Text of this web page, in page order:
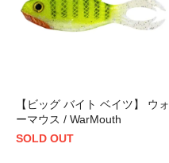
【ビッグ バイト ベイツ】 ウォ
ーマウス / WarMouth
SOLD OUT